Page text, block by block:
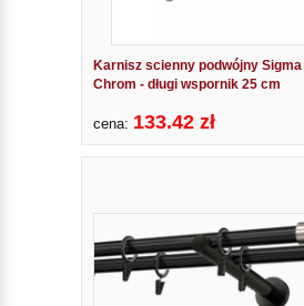
Karnisz scienny podwójny
Chrom - długi wspornik 25 cm
cena: 133.42 zł